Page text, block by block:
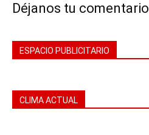
Déjanos tu comentario
ESPACIO PUBLICITARIO
CLIMA ACTUAL